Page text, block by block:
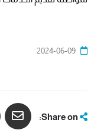
2024-06-09